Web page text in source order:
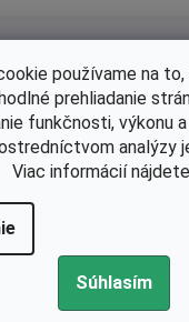
používame na to,
prehliadanie
funkčnosti, výkonu
analýzy
Viac informácií nájdete
Súhlasím